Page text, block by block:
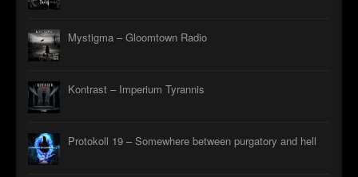
Mystigma – Gloomtown Radio
Kontrast – Imperium Tyrannis
Protokoll 19 – Somewhere between purgatory and hell